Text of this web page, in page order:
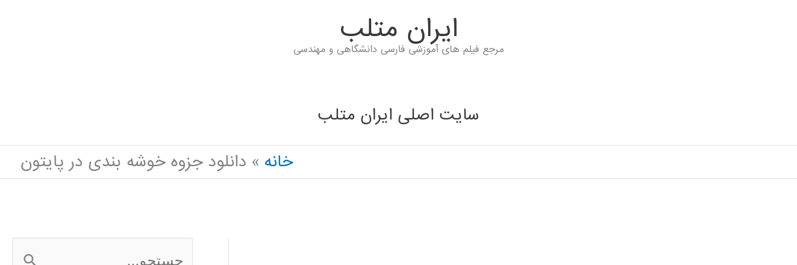
ايران متلب
مرجع فیلم های آموزشی فارسی دانشگاهی و مهندسی
سایت اصلی ایران متلب
خانه
دانلود جزوه خوشه بندی در پایتون